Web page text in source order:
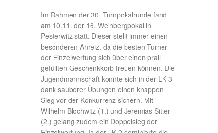
Im Rahmen der 30. Turnpokalrunde fand
am 10.11. der 16. Weinbergpokal in
Pesterwitz statt. Dieser stellt immer einen
besonderen Anreiz, da die besten Turner
der Einzelwertung sich über einen prall
gefüllten Geschenkkorb freuen können. Die
Jugendmannschaft konnte sich in der LK 3
dank sauberer Übungen einen knappen
Sieg vor der Konkurrenz sichern. Mit
Wilhelm Blochwitz (1.) und Jeremias Sitter
(2.) gelang zudem ein Doppelsieg der